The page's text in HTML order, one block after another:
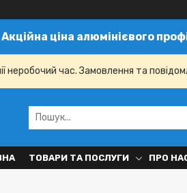
Акційна ціна алюмінієвого
неробочий час. Замовлення та
ТОВАРИ ТА ПОСЛУГИ ПРО